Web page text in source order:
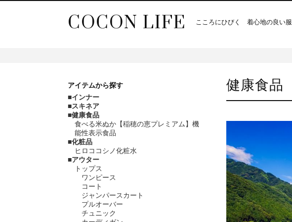
COCON LIFE こころにひびく 着心地の良い服
健康食品
アイテムから探す
インナー
スキネア
健康食品
食べる米ぬか【稲穂の恵プレミアム】機
能性表示食品
化粧品
ヒロココシノ化粧水
アウター
トップス
ワンピース
コート
ジャンパースカート
プルオーバー
チュニック